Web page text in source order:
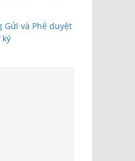
Gửi và Phê duyệt